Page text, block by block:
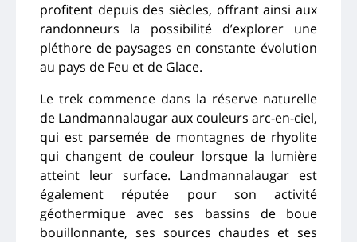
profitent depuis des siècles, offrant ainsi aux
randonneurs la possibilité d’explorer une
pléthore de paysages en constante évolution
au pays de Feu et de Glace.
Le trek commence dans la réserve naturelle
de Landmannalaugar aux couleurs arc-en-ciel,
qui est parsemée de montagnes de rhyolite
qui changent de couleur lorsque la lumière
atteint leur surface. Landmannalaugar est
également réputée pour son activité
géothermique avec ses bassins de boue
bouillonnante, ses sources chaudes et ses